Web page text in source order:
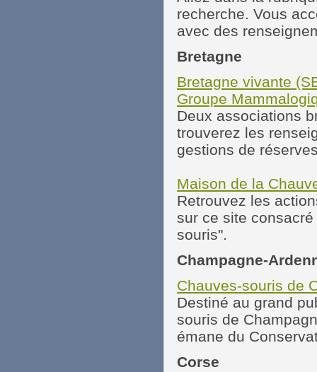
recherche. Vous
avec des
Bretagne
Bretagne vivante
Groupe
Deux associations
trouverez les
gestions de
Maison de la
Retrouvez les
sur ce site
souris".
Champagne-
Chauves-souris de
Destiné au grand
souris de
émane du
Corse